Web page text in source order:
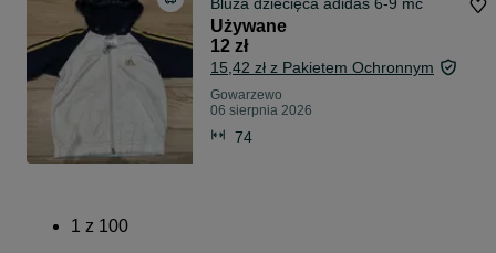
Bluza dziecięca adidas 6-9 mc
Używane
12 zł
15,42 zł z Pakietem Ochronnym
Gowarzewo
06 sierpnia 2026
74
1 z 100